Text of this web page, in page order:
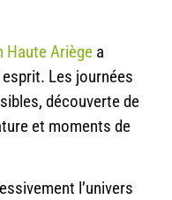
Haute Ariège a
Les journées
découverte de
et moments de
l’univers